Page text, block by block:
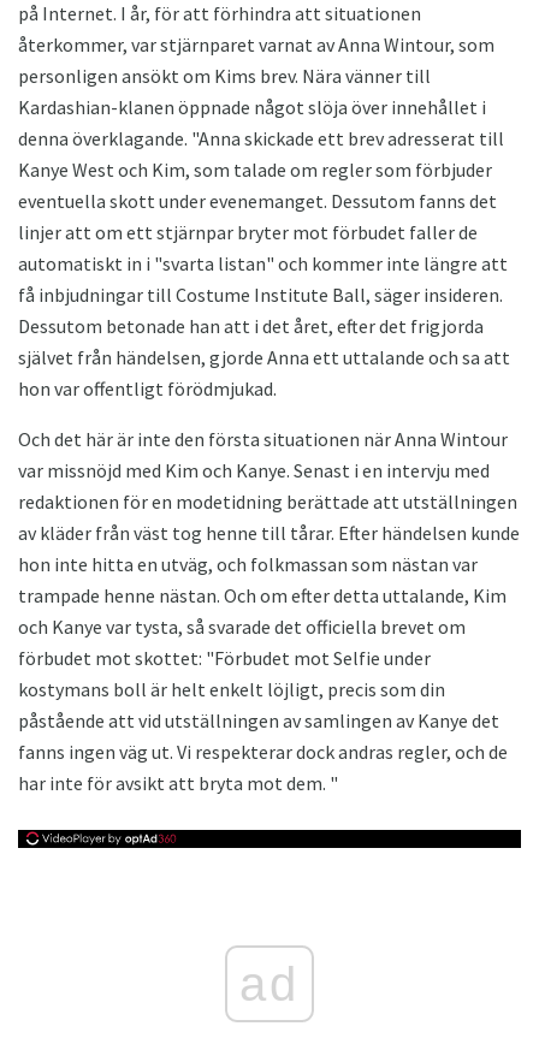
på Internet. I år, för att förhindra att situationen
återkommer, var stjärnparet varnat av Anna Wintour, som
personligen ansökt om Kims brev. Nära vänner till
Kardashian-klanen öppnade något slöja över innehållet i
denna överklagande. "Anna skickade ett brev adresserat till
Kanye West och Kim, som talade om regler som förbjuder
eventuella skott under evenemanget. Dessutom fanns det
linjer att om ett stjärnpar bryter mot förbudet faller de
automatiskt in i "svarta listan" och kommer inte längre att
få inbjudningar till Costume Institute Ball, säger insideren.
Dessutom betonade han att i det året, efter det frigjorda
självet från händelsen, gjorde Anna ett uttalande och sa att
hon var offentligt förödmjukad.
Och det här är inte den första situationen när Anna Wintour
var missnöjd med Kim och Kanye. Senast i en intervju med
redaktionen för en modetidning berättade att utställningen
av kläder från väst tog henne till tårar. Efter händelsen kunde
hon inte hitta en utväg, och folkmassan som nästan var
trampade henne nästan. Och om efter detta uttalande, Kim
och Kanye var tysta, så svarade det officiella brevet om
förbudet mot skottet: "Förbudet mot Selfie under
kostymans boll är helt enkelt löjligt, precis som din
påstående att vid utställningen av samlingen av Kanye det
fanns ingen väg ut. Vi respekterar dock andras regler, och de
har inte för avsikt att bryta mot dem. "
ad